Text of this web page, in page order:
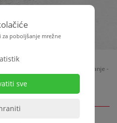
podloge - Mase za gletanje -
poboljšanje mrežne